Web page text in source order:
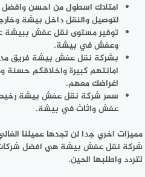
امتلاك اسطول من احسن
لتوصيل والنقل داخل بيشة
توفير مستوى نقل عفش ببيشة
وعفش في بيشة.
بشركة نقل عفش بيشة فريق
امانتهم كبيرة واخلاقكم حسنة
اغراضك معهم.
سعر شركة نقل عفش بيشة
عفش واثاث في بيشة.
مميزات اخري جدا لن تجدها عميلنا
شركة نقل عفش بيشة هي افضل شركات
تتردد واطلبها الحين.